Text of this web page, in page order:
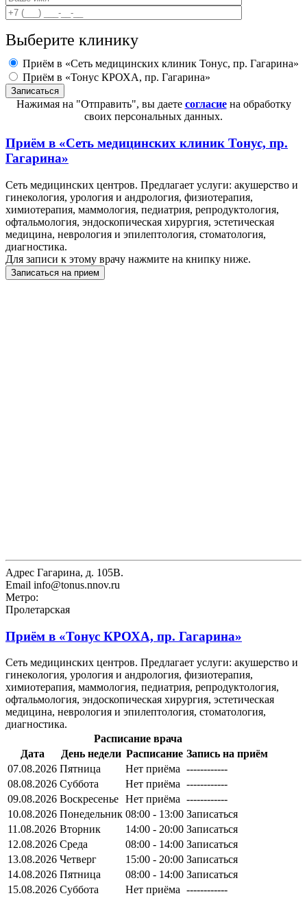
Выберите клинику
Приём в «Сеть медицинских клиник Тонус, пр. Гагарина»
Приём в «Тонус КРОХА, пр. Гагарина»
Нажимая на "Отправить", вы даете согласиена обработку
своих персональных данных.
Приём в «Сеть медицинских клиник Тонус, пр.
Гагарина»
Сеть медицинских центров. Предлагает услуги: акушерство и
гинекология, урология и андрология, физиотерапия,
химиотерапия, маммология, педиатрия, репродуктология,
офтальмология, эндоскопическая хирургия, эстетическая
медицина, неврология и эпилептология, стоматология,
диагностика.
Для записи к этому врачу нажмите на книпку ниже.
Записаться на прием
Адрес Гагарина, д. 105В.
Email info@tonus.nnov.ru
Метро:
Пролетарская
Приём в «Тонус КРОХА, пр. Гагарина»
Сеть медицинских центров. Предлагает услуги: акушерство и
гинекология, урология и андрология, физиотерапия,
химиотерапия, маммология, педиатрия, репродуктология,
офтальмология, эндоскопическая хирургия, эстетическая
медицина, неврология и эпилептология, стоматология,
диагностика.
Расписание врача
Дата
День недели Расписание Запись на приём
07.08.2026 Пятница Нет приёма ------------
08.08.2026 Суббота Нет приёма ------------
09.08.2026 Воскресенье Нет приёма ------------
10.08.2026 Понедельник 08:00 - 13:00 Записаться
11.08.2026 Вторник 14:00 - 20:00 Записаться
12.08.2026 Среда 08:00 - 14:00 Записаться
13.08.2026 Четверг 15:00 - 20:00 Записаться
14.08.2026 Пятница 08:00 - 14:00 Записаться
15.08.2026 Суббота Нет приёма ------------